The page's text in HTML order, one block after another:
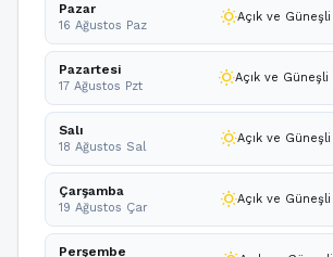
Pazar
16 Ağustos Paz wb_sunnyAçık ve Güneşli
Pazartesi
17 Ağustos Pzt wb_sunnyAçık ve Güneşli
Salı
18 Ağustos Sal wb_sunnyAçık ve Güneşli
Çarşamba
19 Ağustos Çar wb_sunnyAçık ve Güneşli
Perşembe